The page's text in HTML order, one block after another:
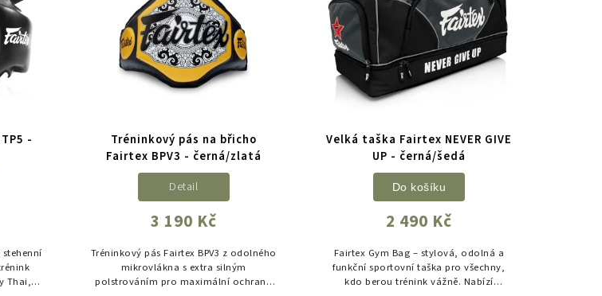
-
Thai,
Tréninkový pás na břicho
Fairtex BPV3 - černá/zlatá
3 190 Kč
Detail
Tréninkový pás Fairtex BPV3 z odolného
mikrovlákna s extra silným
polstrováním pro maximální ochranu
Velká taška Fairtex NEVER GIVE
UP - černá/šedá
2 490 Kč
Do košíku
Fairtex Gym Bag – stylová, odolná a
funkční sportovní taška pro všechny,
kdo berou trénink vážně. Nabízí